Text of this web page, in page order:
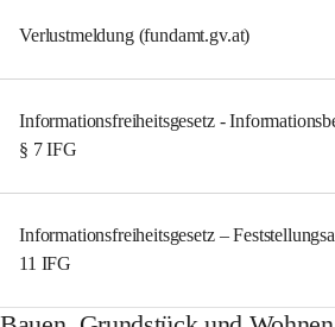
Verlustmeldung (fundamt.gv.at)
Informationsfreiheitsgesetz -
§ 7 IFG
Informationsfreiheitsgesetz –
11 IFG